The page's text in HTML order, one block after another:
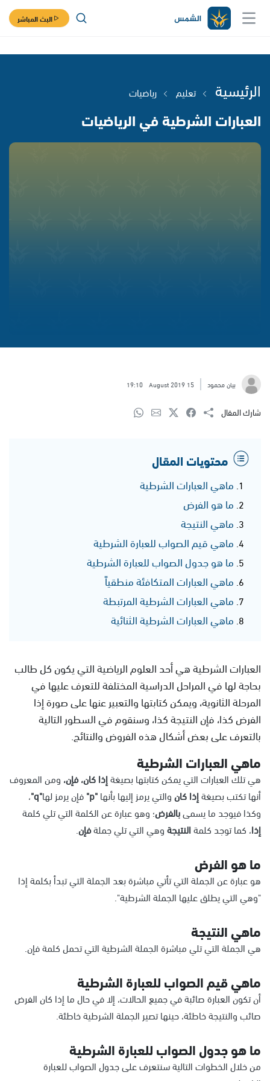
البث المباشر
الرئيسية تعليم رياضيات
العبارات الشرطية في الرياضيات
بيان محمود 15 August 2019
19:10
شارك المقال
محتويات المقال
ماهي العبارات الشرطية
ما هو الفرض
ماهي النتيجة
ماهي قيم الصواب للعبارة الشرطية
ما هو جدول الصواب للعبارة الشرطية
ماهي العبارات المتكافئة منطقياً
ماهي العبارات الشرطية المرتبطة
ماهي العبارات الشرطية الثنائية
العبارات الشرطية هي أحد العلوم الرياضية التي يكون كل طالب
بحاجة لها في المراحل الدراسية المختلفة للتعرف عليها في
المرحلة الثانوية، ويمكن كتابتها والتعبير عنها على صورة إذا
الفرض كذا، فإن النتيجة كذا، وسنقوم في السطور التالية
بالتعرف على بعض أشكال هذه الفروض والنتائج.
ماهي العبارات الشرطية
هي تلك العبارات التي يمكن كتابتها بصيغةإذا كان، فإن، ومن المعروف
أنها تكتب بصيغةإذا كانوالتي يرمز إليها بأنها"p" فإن يرمز لها"q" ،
وكذا فيوجد ما يسمىبالفرض؛ وهو عبارة عن الكلمة التي تلي كلمة
إذا، كما توجد كلمةالنتيجةوهي التي تلي جملةفإن.
ما هو الفرض
هو عبارة عن الجملة التي تأتي مباشرة بعد الجملة التي تبدأ بكلمة إذا
"وهي التي يطلق عليها الجملة الشرطية".
ماهي النتيجة
هي الجملة التي تلي مباشرة الجملة الشرطية التي تحمل كلمة فإن.
ماهي قيم الصواب للعبارة الشرطية
أن تكون العبارة صائبة في جميع الحالات، إلا في حال ما إذا كان الفرض
صائب والنتيجة خاطئة، حينها تصير الجملة الشرطية خاطئة.
ما هو جدول الصواب للعبارة الشرطية
من خلال الخطوات التالية سنتعرف على جدول الصواب للعبارة